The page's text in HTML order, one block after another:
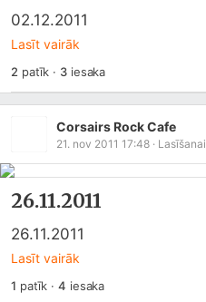
02.12.2011
Lasīt vairāk
2 patīk · 3iesaka
Corsairs Rock Cafe
21. nov 2011 17:48 · Lasīšanai
26.11.2011
26.11.2011
Lasīt vairāk
1 patīk ·4 iesaka